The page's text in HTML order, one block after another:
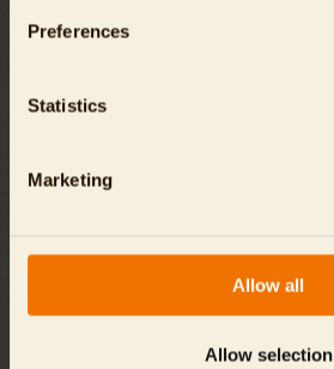
Preferences
Statistics
Marketing
Allow all
Allow selection